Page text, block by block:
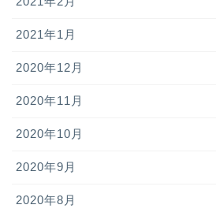
2021年1月
2020年12月
2020年11月
2020年10月
2020年9月
2020年8月